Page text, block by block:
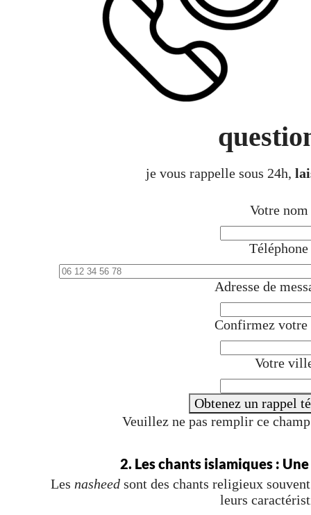
je vous rappelle sous 24h,
Votre nom
Téléphone
Adresse de
Confirmez
Votre
Obtenez un rappel
Veuillez ne pas remplir ce
2. Les chants islamiques :
Les nasheedsont des chants religieux
leurs